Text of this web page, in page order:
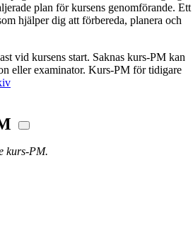
plan för kursens genomförande. Ett
hjälper dig att förbereda, planera och
vid kursens start. Saknas kurs-PM kan
eller examinator. Kurs-PM för tidigare
kurs-PM.